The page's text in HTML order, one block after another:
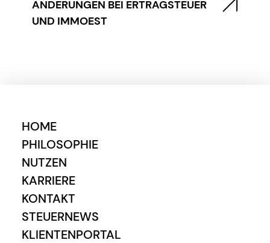
ÄNDERUNGEN BEI ERTRAGSTEUER
UND IMMOEST
HOME
PHILOSOPHIE
NUTZEN
KARRIERE
KONTAKT
STEUERNEWS
KLIENTENPORTAL